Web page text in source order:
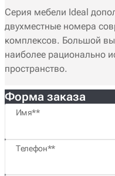
Серия мебели Ideal
двухместные номера
комплексов. Большой
наиболее рационально
пространство.
Форма заказа
Имя*
Телефон*